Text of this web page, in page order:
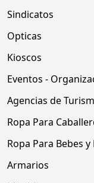
Sindicatos
Opticas
Kioscos
Eventos -
Agencias de
Ropa Para
Ropa Para Bebes y
Armarios